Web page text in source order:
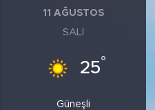
11 AĞUSTOS
SALI
25°
Güneşli